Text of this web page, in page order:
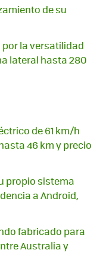
de su
por la versatilidad
lateral hasta 280
de 61 km/h
46 km y precio
propio sistema
a Android,
fabricado para
Australia y